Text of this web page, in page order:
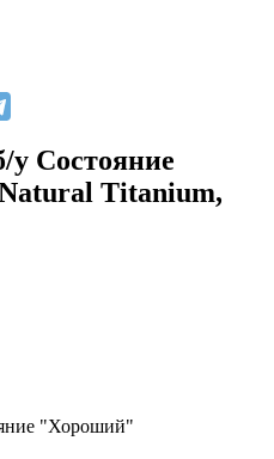
у Состояние
Titanium,
"Хороший"